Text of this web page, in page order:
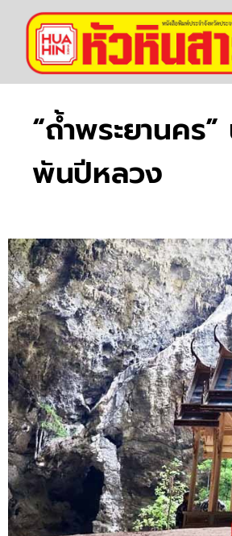
“ถ้ำพระยานคร
พันปีหลวง